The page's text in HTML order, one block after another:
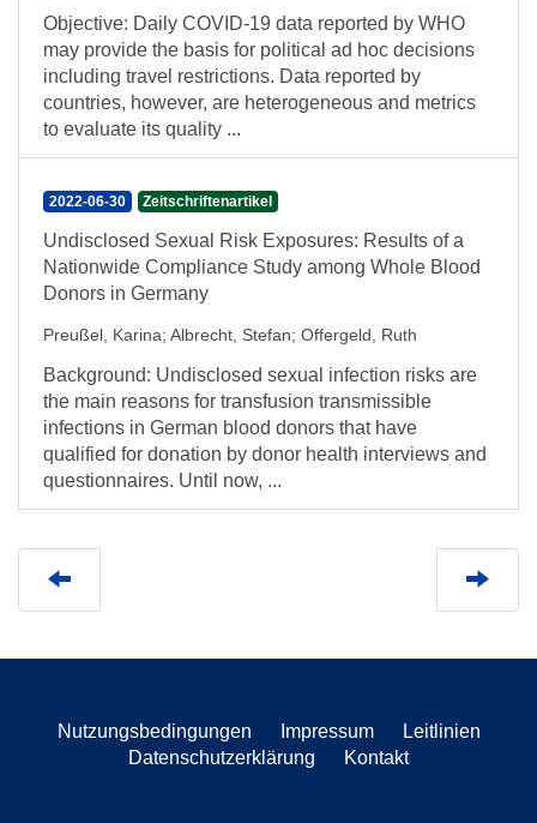
Objective: Daily COVID-19 data reported by WHO
may provide the basis for political ad hoc decisions
including travel restrictions. Data reported by
countries, however, are heterogeneous and metrics
to evaluate its quality ...
2022-06-30 Zeitschriftenartikel
Undisclosed Sexual Risk Exposures: Results of a
Nationwide Compliance Study among Whole Blood
Donors in Germany
Preußel, Karina; Albrecht, Stefan; Offergeld, Ruth
Background: Undisclosed sexual infection risks are
the main reasons for transfusion transmissible
infections in German blood donors that have
qualified for donation by donor health interviews and
questionnaires. Until now, ...
Nutzungsbedingungen Impressum
Leitlinien
Datenschutzerklärung
Kontakt